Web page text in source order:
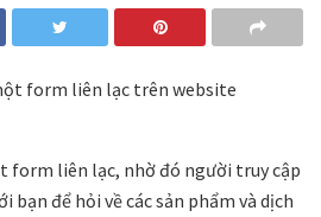
form liên lạc trên website
form liên lạc, nhờ đó người truy cập
bạn để hỏi về các sản phẩm và dịch